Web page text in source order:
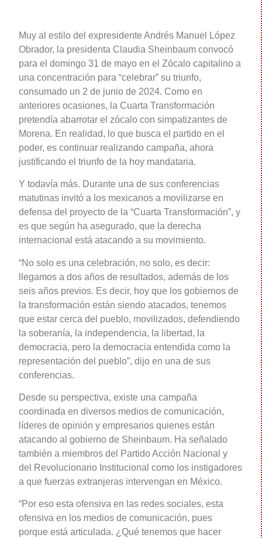
Muy al estilo del expresidente Andrés Manuel López
Obrador, la presidenta Claudia Sheinbaum convocó
para el domingo 31 de mayo en el Zócalo capitalino a
una concentración para “celebrar” su triunfo,
consumado un 2 de junio de 2024. Como en
anteriores ocasiones, la Cuarta Transformación
pretendía abarrotar el zócalo con simpatizantes de
Morena. En realidad, lo que busca el partido en el
poder, es continuar realizando campaña, ahora
justificando el triunfo de la hoy mandataria.
Y todavía más. Durante una de sus conferencias
matutinas invitó a los mexicanos a movilizarse en
defensa del proyecto de la “Cuarta Transformación”, y
es que según ha asegurado, que la derecha
internacional está atacando a su movimiento.
“No solo es una celebración, no solo, es decir:
llegamos a dos años de resultados, además de los
seis años previos. Es decir, hoy que los gobiernos de
la transformación están siendo atacados, tenemos
que estar cerca del pueblo, movilizados, defendiendo
la soberanía, la independencia, la libertad, la
democracia, pero la democracia entendida como la
representación del pueblo”, dijo en una de sus
conferencias.
Desde su perspectiva, existe una campaña
coordinada en diversos medios de comunicación,
líderes de opinión y empresarios quienes están
atacando al gobierno de Sheinbaum. Ha señalado
también a miembros del Partido Acción Nacional y
del Revolucionario Institucional como los instigadores
a que fuerzas extranjeras intervengan en México.
“Por eso esta ofensiva en las redes sociales, esta
ofensiva en los medios de comunicación, pues
porque está articulada. ¿Qué tenemos que hacer